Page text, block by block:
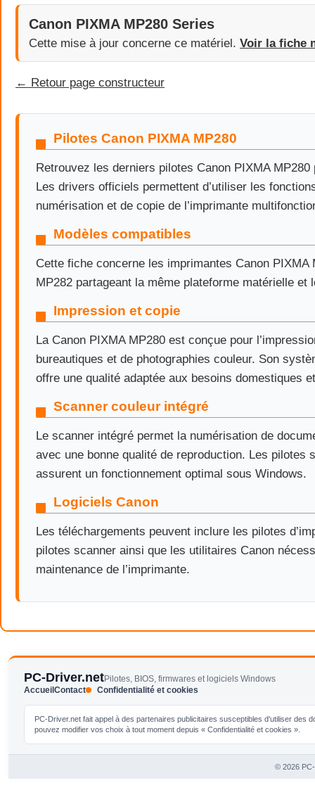
Canon PIXMA MP280 Series
Cette mise à jour concerne ce matériel. Voir la fiche
← Retour page constructeur
Pilotes Canon PIXMA MP280
Retrouvez les derniers pilotes Canon PIXMA MP280
Les drivers officiels permettent d’utiliser les
numérisation et de copie de l’imprimante
Modèles compatibles
Cette fiche concerne les imprimantes Canon PIXMA
MP282 partageant la même plateforme matérielle et
Impression et copie
La Canon PIXMA MP280 est conçue pour
bureautiques et de photographies couleur. Son
offre une qualité adaptée aux besoins domestiques
Scanner couleur intégré
Le scanner intégré permet la numérisation de
avec une bonne qualité de reproduction. Les pilotes
assurent un fonctionnement optimal sous Windows.
Logiciels Canon
Les téléchargements peuvent inclure les pilotes
pilotes scanner ainsi que les utilitaires Canon
maintenance de l’imprimante.
PC-Driver.netPilotes, BIOS, firmwares et logiciels Windows
Accueil Contact Confidentialité et cookies
PC-Driver.net fait appel à des partenaires publicitaires susceptibles d'utiliser
pouvez modifier vos choix à tout moment depuis « Confidentialité et cookies ».
© 2026